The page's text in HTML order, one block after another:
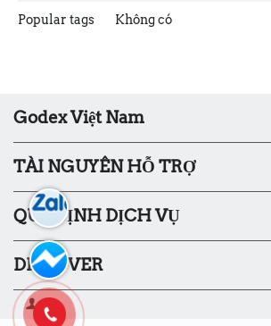
Popular tags Không có
Godex Việt Nam
TÀI NGUYÊN HỖ TRỢ
QUY ĐỊNH DỊCH VỤ
DISCOVER